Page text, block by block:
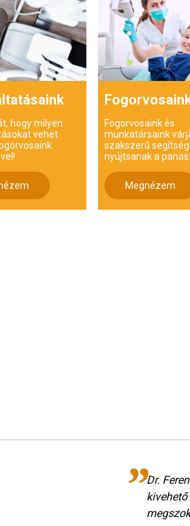
hogy milyen
vehet
Fogorvosaink és
munkatársaink
szakszerű
nyújtsanak a
Megnézem
Dr.